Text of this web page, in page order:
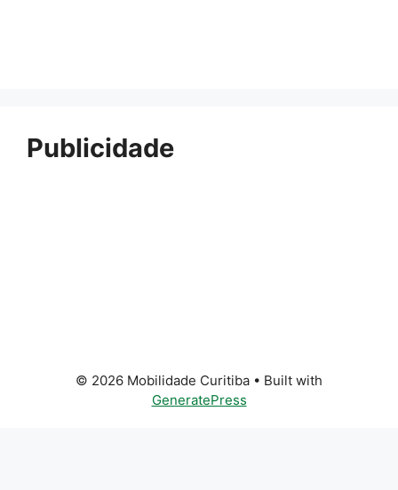
Publicidade
© 2026 Mobilidade Curitiba • Built with
GeneratePress